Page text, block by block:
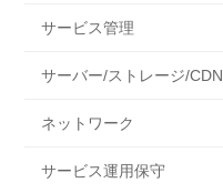
サービス管理
サーバー/ストレージ/CDN
ネットワーク
サービス運用保守